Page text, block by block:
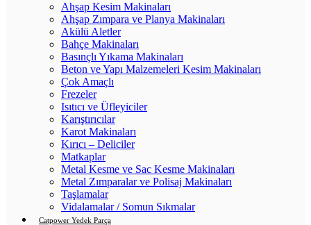
Ahşap Kesim Makinaları
Ahşap Zımpara ve Planya Makinaları
Akülü Aletler
Bahçe Makinaları
Basınçlı Yıkama Makinaları
Beton ve Yapı Malzemeleri Kesim Makinaları
Çok Amaçlı
Frezeler
Isıtıcı ve Üfleyiciler
Karıştırıcılar
Karot Makinaları
Kırıcı – Deliciler
Matkaplar
Metal Kesme ve Sac Kesme Makinaları
Metal Zımparalar ve Polisaj Makinaları
Taşlamalar
Vidalamalar / Somun Sıkmalar
Catpower Yedek Parça